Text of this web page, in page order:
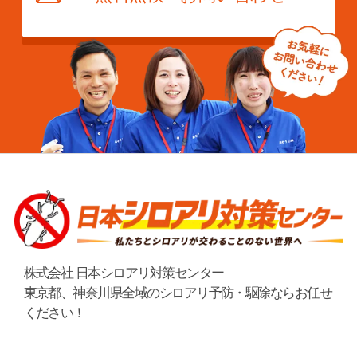
株式会社 日本シロアリ対策センター
東京都、神奈川県全域のシロアリ予防・駆除ならお任せ
ください！